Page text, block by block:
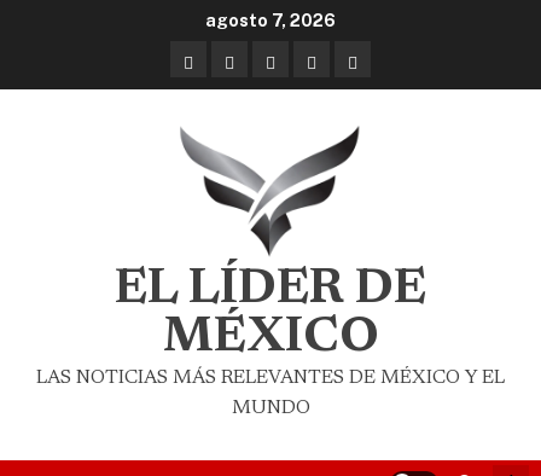
agosto 7, 2026
EL LÍDER DE
MÉXICO
LAS NOTICIAS MÁS RELEVANTES DE MÉXICO Y EL
MUNDO